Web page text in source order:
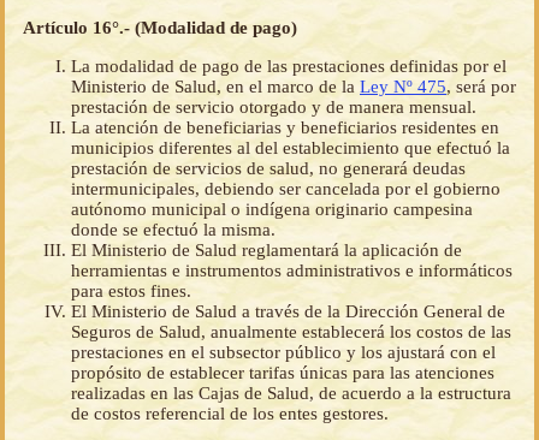
Artículo 16°.- (Modalidad de pago)
La modalidad de pago de las prestaciones definidas por el
Ministerio de Salud, en el marco de la Ley Nº 475, será por
prestación de servicio otorgado y de manera mensual.
La atención de beneficiarias y beneficiarios residentes en
municipios diferentes al del establecimiento que efectuó la
prestación de servicios de salud, no generará deudas
intermunicipales, debiendo ser cancelada por el gobierno
autónomo municipal o indígena originario campesina
donde se efectuó la misma.
El Ministerio de Salud reglamentará la aplicación de
herramientas e instrumentos administrativos e informáticos
para estos fines.
El Ministerio de Salud a través de la Dirección General de
Seguros de Salud, anualmente establecerá los costos de las
prestaciones en el subsector público y los ajustará con el
propósito de establecer tarifas únicas para las atenciones
realizadas en las Cajas de Salud, de acuerdo a la estructura
de costos referencial de los entes gestores.